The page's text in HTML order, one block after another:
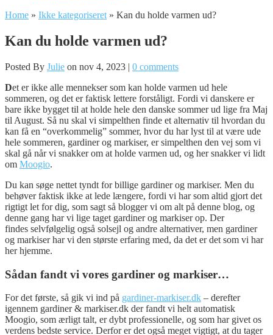
Home » Ikke kategoriseret » Kan du holde varmen ud?
Kan du holde varmen ud?
Posted By Julie on nov 4, 2023 | 0 comments
Det er ikke alle mennekser som kan holde varmen ud hele
sommeren, og det er faktisk lettere forståligt. Fordi vi danskere er
bare ikke bygget til at holde hele den danske sommer ud lige fra Maj
til August. Så nu skal vi simpelthen finde et alternativ til hvordan du
kan få en “overkommelig” sommer, hvor du har lyst til at være ude
hele sommeren, gardiner og markiser, er simpelthen den vej som vi
skal gå når vi snakker om at holde varmen ud, og her snakker vi lidt
om Moogio.
Du kan søge nettet tyndt for billige gardiner og markiser. Men du
behøver faktisk ikke at lede længere, fordi vi har som altid gjort det
rigtigt let for dig, som sagt så blogger vi om alt på denne blog, og
denne gang har vi lige taget gardiner og markiser op. Der
findes selvfølgelig også solsejl og andre alternativer, men gardiner
og markiser har vi den største erfaring med, da det er det som vi har
her hjemme.
Sådan fandt vi vores gardiner og markiser…
For det første, så gik vi ind på gardiner-markiser.dk – derefter
igennem gardiner & markiser.dk der fandt vi helt automatisk
Moogio, som ærligt talt, er dybt professionelle, og som har givet os
verdens bedste service. Derfor er det også meget vigtigt, at du tager